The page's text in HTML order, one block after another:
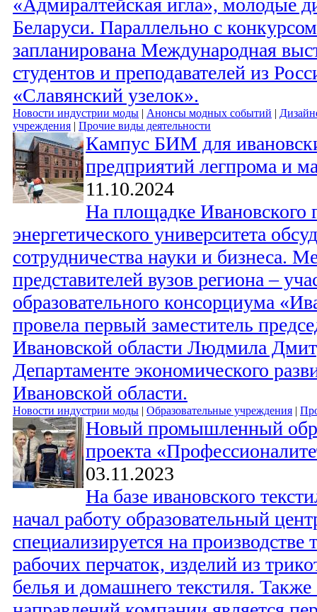
«Адмиралтейская игла», молодые
Беларуси. Параллельно с
запланирована Международная
студентов и преподавателей из
«Славянский узелок».
Новости индустрии моды | Анонсы модных событий |
учреждения | Прочие виды деятельности
Кампус БИМ для
предприятий легпрома и
11.10.2024
На площадке Ивановского
энергетического университета
сотрудничества науки и бизнеса.
представителей вузов региона –
образовательного консорциума
провела первый заместитель
Ивановской области Людмила
Департаменте экономического
Ивановской области.
Новости индустрии моды | Образовательные учреждения |
Новый промышленный
проекта
03.11.2023
На базе ивановского
начал работу образовательный
специализируется на
рабочих перчаток, изделий из
белья и домашнего текстиля.